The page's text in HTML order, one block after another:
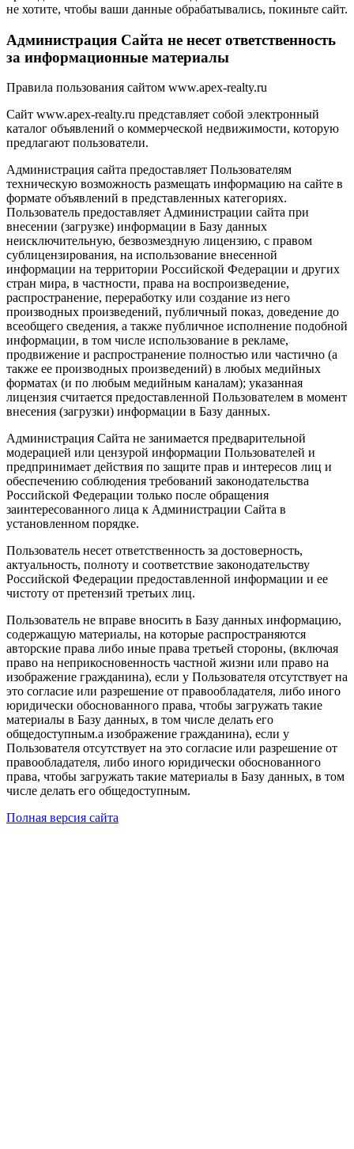
не хотите, чтобы ваши данные обрабатывались, покиньте сайт.
Администрация Сайта не несет ответственность
за информационные материалы
Правила пользования сайтом www.apex-realty.ru
Сайт www.apex-realty.ru представляет собой электронный
каталог объявлений о коммерческой недвижимости, которую
предлагают пользователи.
Администрация сайта предоставляет Пользователям
техническую возможность размещать информацию на сайте в
формате объявлений в представленных категориях.
Пользователь предоставляет Администрации сайта при
внесении (загрузке) информации в Базу данных
неисключительную, безвозмездную лицензию, с правом
сублицензирования, на использование внесенной
информации на территории Российской Федерации и других
стран мира, в частности, права на воспроизведение,
распространение, переработку или создание из него
производных произведений, публичный показ, доведение до
всеобщего сведения, а также публичное исполнение подобной
информации, в том числе использование в рекламе,
продвижение и распространение полностью или частично (а
также ее производных произведений) в любых медийных
форматах (и по любым медийным каналам); указанная
лицензия считается предоставленной Пользователем в момент
внесения (загрузки) информации в Базу данных.
Администрация Сайта не занимается предварительной
модерацией или цензурой информации Пользователей и
предпринимает действия по защите прав и интересов лиц и
обеспечению соблюдения требований законодательства
Российской Федерации только после обращения
заинтересованного лица к Администрации Сайта в
установленном порядке.
Пользователь несет ответственность за достоверность,
актуальность, полноту и соответствие законодательству
Российской Федерации предоставленной информации и ее
чистоту от претензий третьих лиц.
Пользователь не вправе вносить в Базу данных информацию,
содержащую материалы, на которые распространяются
авторские права либо иные права третьей стороны, (включая
право на неприкосновенность частной жизни или право на
изображение гражданина), если у Пользователя отсутствует на
это согласие или разрешение от правообладателя, либо иного
юридически обоснованного права, чтобы загружать такие
материалы в Базу данных, в том числе делать его
общедоступным.а изображение гражданина), если у
Пользователя отсутствует на это согласие или разрешение от
правообладателя, либо иного юридически обоснованного
права, чтобы загружать такие материалы в Базу данных, в том
числе делать его общедоступным.
Полная версия сайта